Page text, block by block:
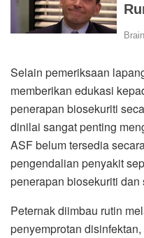
Selain pemeriksaan
memberikan edukasi
penerapan biosekuriti
dinilai sangat penting
ASF belum tersedia
pengendalian penyakit
penerapan biosekuriti
Peternak diimbau rutin
penyemprotan